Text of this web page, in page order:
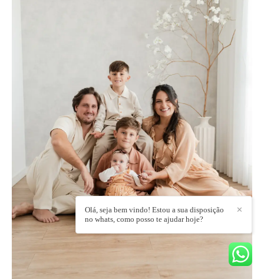
✕
Olá, seja bem vindo! Estou a sua disposição
no whats, como posso te ajudar hoje?